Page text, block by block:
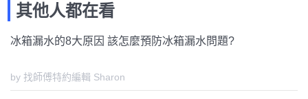
其他人都在看
冰箱漏水的8大原因 該怎麼預防冰箱漏水問題?
by 找師傅特約編輯 Sharon